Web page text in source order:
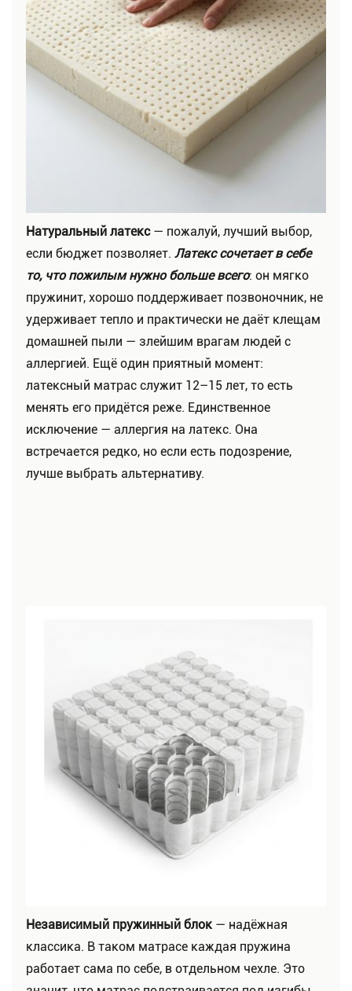
Натуральный латекс— пожалуй, лучший выбор,
если бюджет позволяет. Латекс сочетает в себе
то, что пожилым нужно больше всего: он мягко
пружинит, хорошо поддерживает позвоночник, не
удерживает тепло и практически не даёт клещам
домашней пыли — злейшим врагам людей с
аллергией. Ещё один приятный момент:
латексный матрас служит 12–15 лет, то есть
менять его придётся реже. Единственное
исключение — аллергия на латекс. Она
встречается редко, но если есть подозрение,
лучше выбрать альтернативу.
Независимый пружинный блок — надёжная
классика. В таком матрасе каждая пружина
работает сама по себе, в отдельном чехле. Это